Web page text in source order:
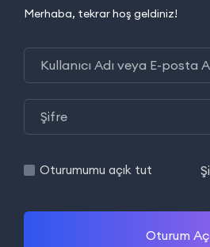
Merhaba, tekrar hoş geldiniz!
Oturumumu açık tut
Oturum Aç